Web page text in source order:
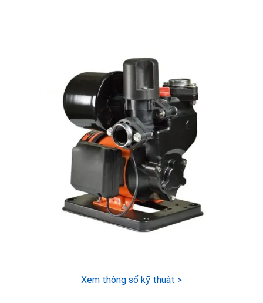
Xem thông số kỹ thuật >